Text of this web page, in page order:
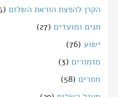
הקרן להפצת הוראת השלום (5)
חגים ומועדים (27)
ישוע (76)
מזמורים (3)
מסרים (58)